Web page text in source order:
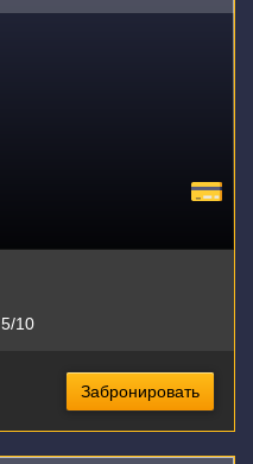
5/10
Забронировать